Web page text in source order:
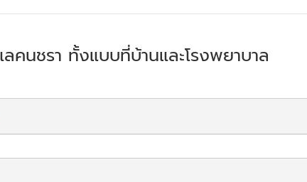
นชรา ทั้งแบบที่บ้านและโรงพยาบาล